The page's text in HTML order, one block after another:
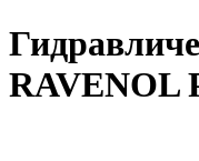
RAVENOL